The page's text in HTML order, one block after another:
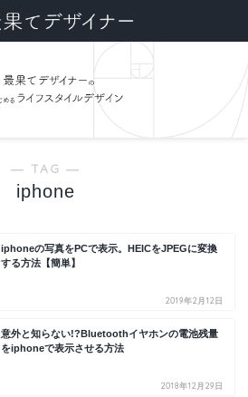
― TAG ―
iphone
iphoneの写真をPCで表示。HEICをJPEGに変換
する方法【簡単】
2019年2月12日
意外と知らない!?Bluetoothイヤホンの電池残量
をiphoneで表示させる方法
2018年12月29日